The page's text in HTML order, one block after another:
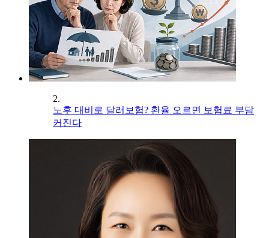
2.
노후 대비로 달러보험? 환율 오르면 보험료 부담
커진다